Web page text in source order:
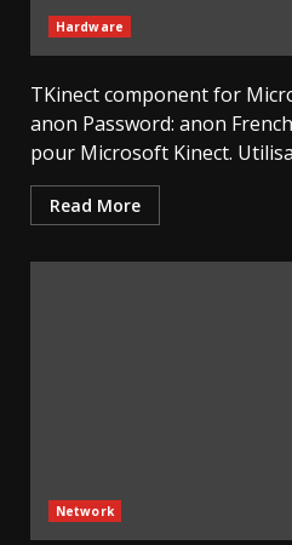
Hardware
TKinect component for
anon Password: anon
pour Microsoft Kinect.
Read More
Network